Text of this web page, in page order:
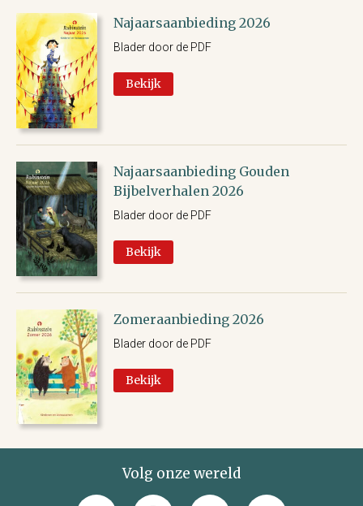
Najaarsaanbieding 2026
Blader door de PDF
Bekijk
Najaarsaanbieding Gouden
Bijbelverhalen 2026
Blader door de PDF
Bekijk
Zomeraanbieding 2026
Blader door de PDF
Bekijk
Volg onze wereld